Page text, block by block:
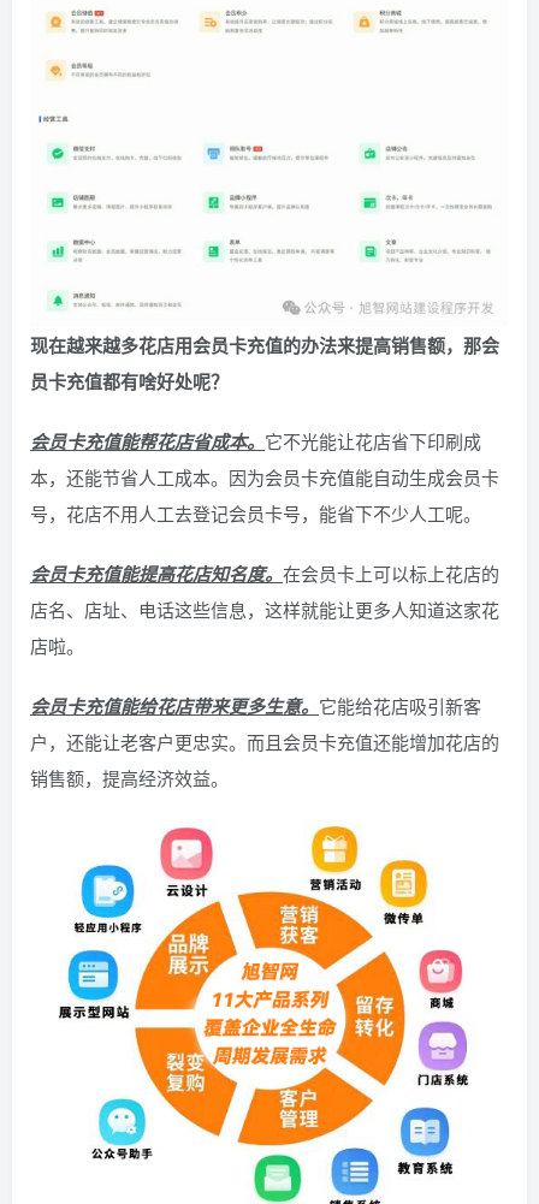
现在越来越多花店用会员卡充值的办法来提高销售额，那会
员卡充值都有啥好处呢？
会员卡充值能帮花店省成本。 它不光能让花店省下印刷成
本，还能节省人工成本。因为会员卡充值能自动生成会员卡
号，花店不用人工去登记会员卡号，能省下不少人工呢。
会员卡充值能提高花店知名度。 在会员卡上可以标上花店的
店名、店址、电话这些信息，这样就能让更多人知道这家花
店啦。
会员卡充值能给花店带来更多生意。 它能给花店吸引新客
户，还能让老客户更忠实。而且会员卡充值还能增加花店的
销售额，提高经济效益。